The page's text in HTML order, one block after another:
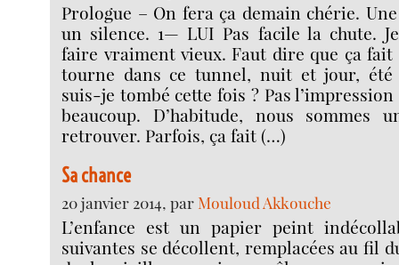
Prologue – On fera ça demain chérie.
un silence. 1— LUI Pas facile la chute.
faire vraiment vieux. Faut dire que ça fait
tourne dans ce tunnel, nuit et jour, été
suis-je tombé cette fois ? Pas
beaucoup. D’habitude, nous sommes
retrouver. Parfois, ça fait (…)
Sa chance
20 janvier 2014, parMouloud Akkouche
L’enfance est un papier peint
suivantes se décollent, remplacées au fil